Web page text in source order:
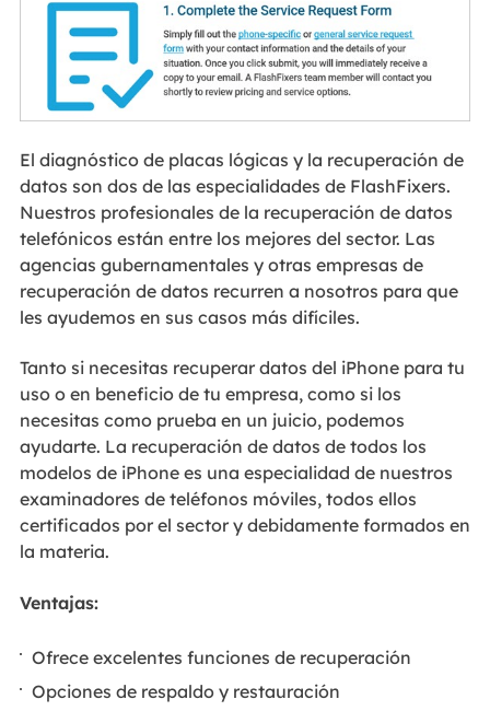
El diagnóstico de placas lógicas y la recuperación de
datos son dos de las especialidades de FlashFixers.
Nuestros profesionales de la recuperación de datos
telefónicos están entre los mejores del sector. Las
agencias gubernamentales y otras empresas de
recuperación de datos recurren a nosotros para que
les ayudemos en sus casos más difíciles.
Tanto si necesitas recuperar datos del iPhone para tu
uso o en beneficio de tu empresa, como si los
necesitas como prueba en un juicio, podemos
ayudarte. La recuperación de datos de todos los
modelos de iPhone es una especialidad de nuestros
examinadores de teléfonos móviles, todos ellos
certificados por el sector y debidamente formados en
la materia.
Ventajas:
Ofrece excelentes funciones de recuperación
Opciones de respaldo y restauración